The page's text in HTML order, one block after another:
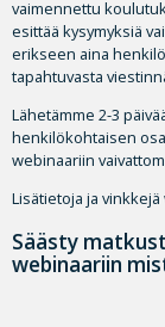
vaimennettu
esittää kysymyksiä
erikseen aina
tapahtuvasta
Lähetämme 2-3
henkilökohtaisen
webinaariin
Lisätietoja ja
Säästy
webinaariin